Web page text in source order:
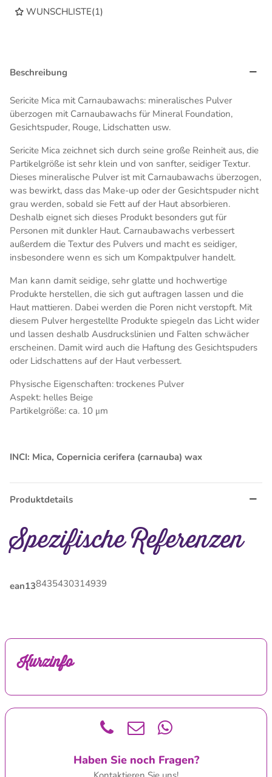
WUNSCHLISTE(1)
Beschreibung
Sericite Mica mit Carnaubawachs: mineralisches Pulver
überzogen mit Carnaubawachs für Mineral Foundation,
Gesichtspuder, Rouge, Lidschatten usw.
Sericite Mica zeichnet sich durch seine große Reinheit aus, die
Partikelgröße ist sehr klein und von sanfter, seidiger Textur.
Dieses mineralische Pulver ist mit Carnaubawachs überzogen,
was bewirkt, dass das Make-up oder der Gesichtspuder nicht
grau werden, sobald sie Fett auf der Haut absorbieren.
Deshalb eignet sich dieses Produkt besonders gut für
Personen mit dunkler Haut. Carnaubawachs verbessert
außerdem die Textur des Pulvers und macht es seidiger,
insbesondere wenn es sich um Kompaktpulver handelt.
Man kann damit seidige, sehr glatte und hochwertige
Produkte herstellen, die sich gut auftragen lassen und die
Haut mattieren. Dabei werden die Poren nicht verstopft. Mit
diesem Pulver hergestellte Produkte spiegeln das Licht wider
und lassen deshalb Ausdruckslinien und Falten schwächer
erscheinen. Damit wird auch die Haftung des Gesichtspuders
oder Lidschattens auf der Haut verbessert.
Physische Eigenschaften: trockenes Pulver
Aspekt: helles Beige
Partikelgröße: ca. 10 μm
INCI: Mica, Copernicia cerifera (carnauba) wax
Produktdetails
Spezifische Referenzen
ean138435430314939
Kurzinfo
Haben Sie noch Fragen?